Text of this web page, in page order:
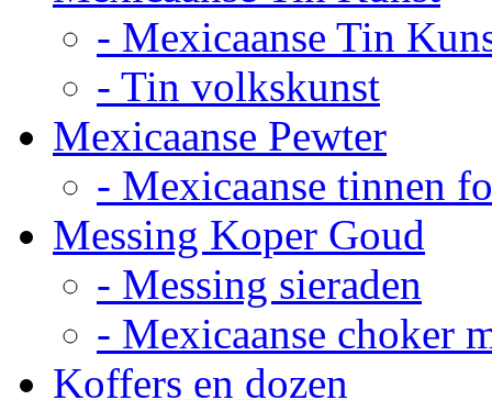
- Mexicaanse Tin
- Tin volkskunst
Mexicaanse Pewter
- Mexicaanse tinnen
Messing Koper Goud
- Messing sieraden
- Mexicaanse choker
Koffers en dozen